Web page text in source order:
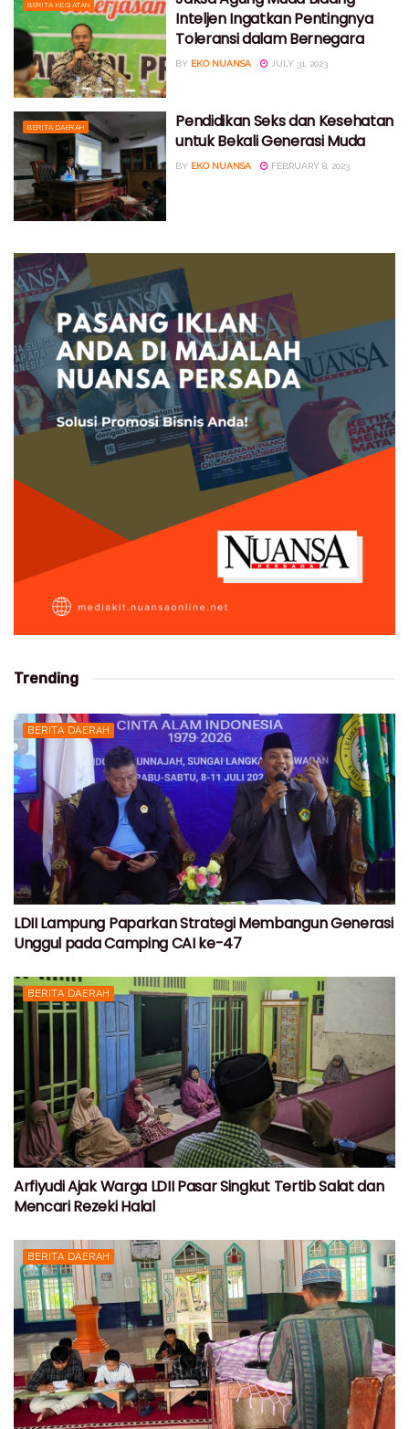
BERITA KEGIATAN
Inteljen Ingatkan Pentingnya
Toleransi dalam Bernegara
BY EKO NUANSA JULY 31, 2023
BERITA DAERAH
Pendidikan Seks dan Kesehatan
untuk Bekali Generasi Muda
BY EKO NUANSA FEBRUARY 8, 2023
Trending
BERITA DAERAH
LDII Lampung Paparkan Strategi Membangun Generasi
Unggul pada Camping CAI ke-47
BERITA DAERAH
Arfiyudi Ajak Warga LDII Pasar Singkut Tertib Salat dan
Mencari Rezeki Halal
BERITA DAERAH